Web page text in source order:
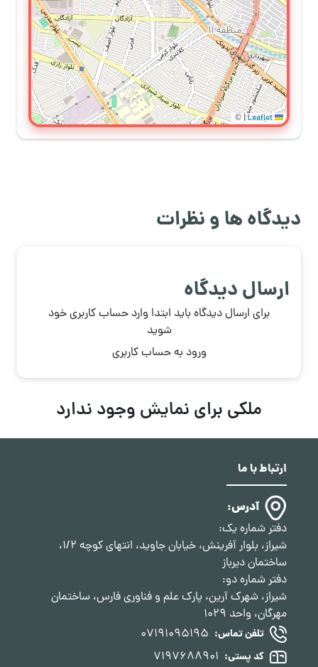
|
©
دیدگاه ها و نظرات
ارسال دیدگاه
برای ارسال دیدگاه باید ابتدا وارد حساب کاربری خود
شوید
ورود به حساب کاربری
ملکی برای نمایش وجود ندارد
ارتباط با ما
آدرس:
دفتر شماره یک:
شیراز، بلوار آفرینش، خیابان جاوید، انتهای کوچه 1/2،
ساختمان دیرباز
دفتر شماره دو:
شیراز، شهرک آرین، پارک علم و فناوری فارس، ساختمان
مهرگان، واحد 1029
تلفن تماس: 07191095195
کد پستی: 7197688901